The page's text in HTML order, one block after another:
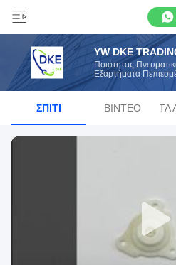
YW DKE
Ποιότητας
Εξαρτήματα
ΣΠΊΤΙ ΒΊΝΤΕΟ